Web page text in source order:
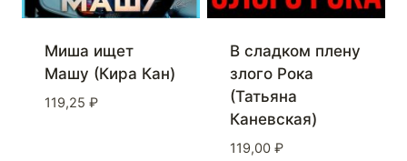
Миша ищет
Машу (Кира Кан)
119,25 ₽
В сладком плену
злого Рока
(Татьяна
Каневская)
119,00 ₽